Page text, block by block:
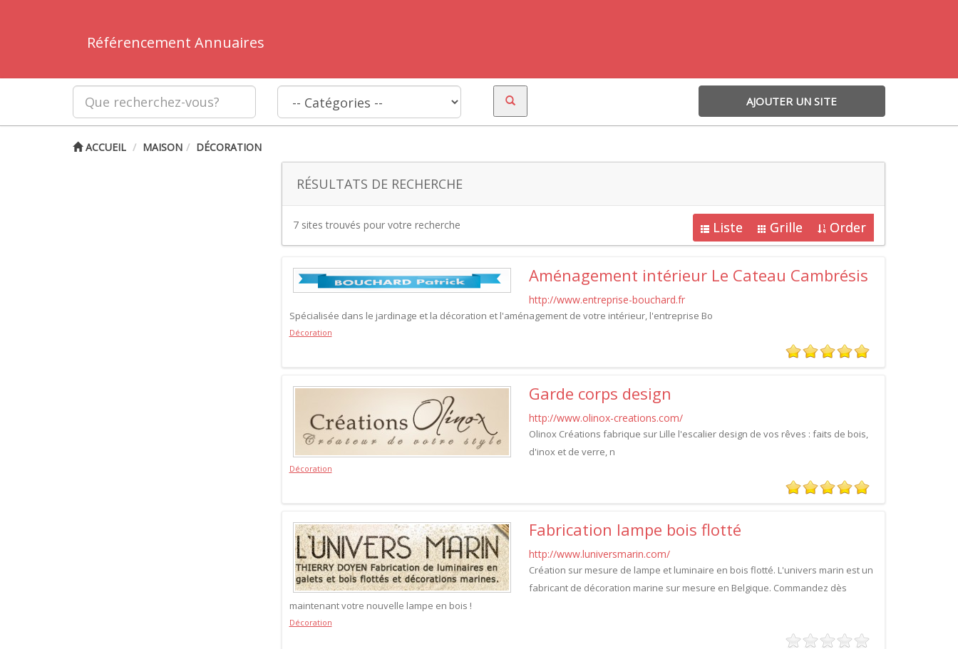
Référencement Annuaires
AJOUTER UN SITE
ACCUEIL MAISON DÉCORATION
RÉSULTATS DE RECHERCHE
7 sites trouvés pour votre recherche Liste Grille Order
Aménagement intérieur Le Cateau Cambrésis
http://www.entreprise-bouchard.fr
Spécialisée dans le jardinage et la décoration et l'aménagement de votre intérieur, l'entreprise Bo
Décoration
Garde corps design
http://www.olinox-creations.com/
Olinox Créations fabrique sur Lille l'escalier design de vos rêves : faits de bois,
d'inox et de verre, n
Décoration
Fabrication lampe bois flotté
http://www.luniversmarin.com/
Création sur mesure de lampe et luminaire en bois flotté. L'univers marin est un
fabricant de décoration marine sur mesure en Belgique. Commandez dès
maintenant votre nouvelle lampe en bois !
Décoration